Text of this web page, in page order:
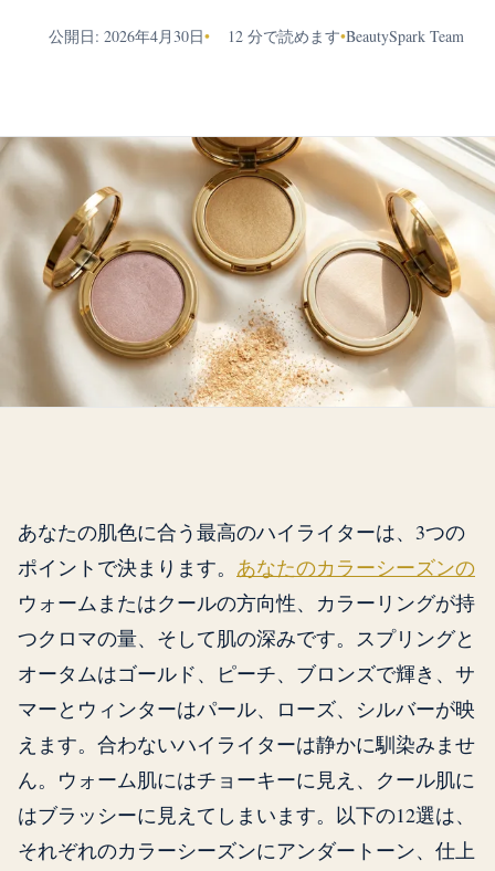
公開日: 2026年4月30日• 12 分で読めます•BeautySpark Team
あなたの肌色に合う最高のハイライターは、3つの
ポイントで決まります。 あなたのカラーシーズンの
ウォームまたはクールの方向性、カラーリングが持
つクロマの量、そして肌の深みです。スプリングと
オータムはゴールド、ピーチ、ブロンズで輝き、サ
マーとウィンターはパール、ローズ、シルバーが映
えます。合わないハイライターは静かに馴染みませ
ん。ウォーム肌にはチョーキーに見え、クール肌に
はブラッシーに見えてしまいます。以下の12選は、
それぞれのカラーシーズンにアンダートーン、仕上